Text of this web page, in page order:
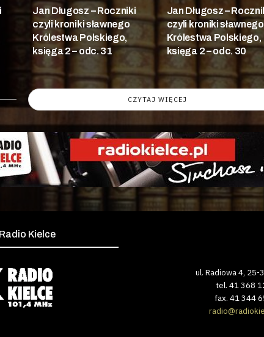
Jan Długosz – Roczniki
czyli kroniki sławnego
Królestwa Polskiego,
księga 2 – odc. 31
Jan Długosz –
czyli kroniki sławnego
Królestwa Polskiego,
księga 2 – odc. 30
CZYTAJ WIĘCEJ
Kielce
ul. Radiowa 4, 25-
tel. 41 368
fax. 41 344